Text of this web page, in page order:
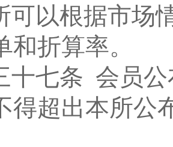
可以根据市场
和折算率。
十七条 会员
得超出本所公